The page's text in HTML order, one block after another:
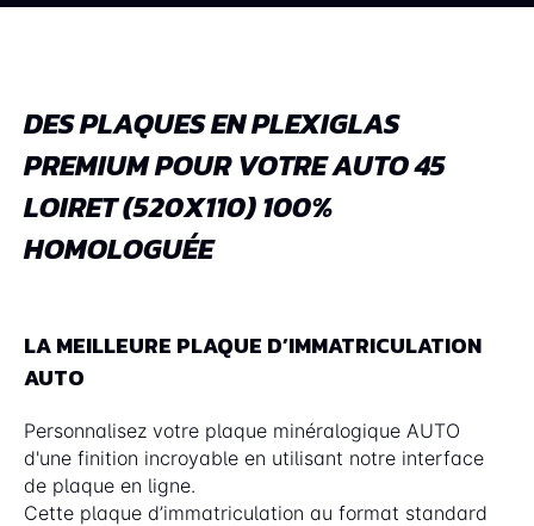
DES PLAQUES EN PLEXIGLAS
PREMIUM POUR VOTRE AUTO 45
LOIRET (520X110) 100%
HOMOLOGUÉE
LA MEILLEURE PLAQUE D’IMMATRICULATION
AUTO
Personnalisez votre plaque minéralogique AUTO
d'une finition incroyable en utilisant notre interface
de plaque en ligne.
Cette plaque d’immatriculation au format standard